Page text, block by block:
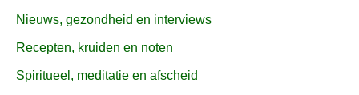
Nieuws, gezondheid en interviews
Recepten, kruiden en noten
Spiritueel, meditatie en afscheid